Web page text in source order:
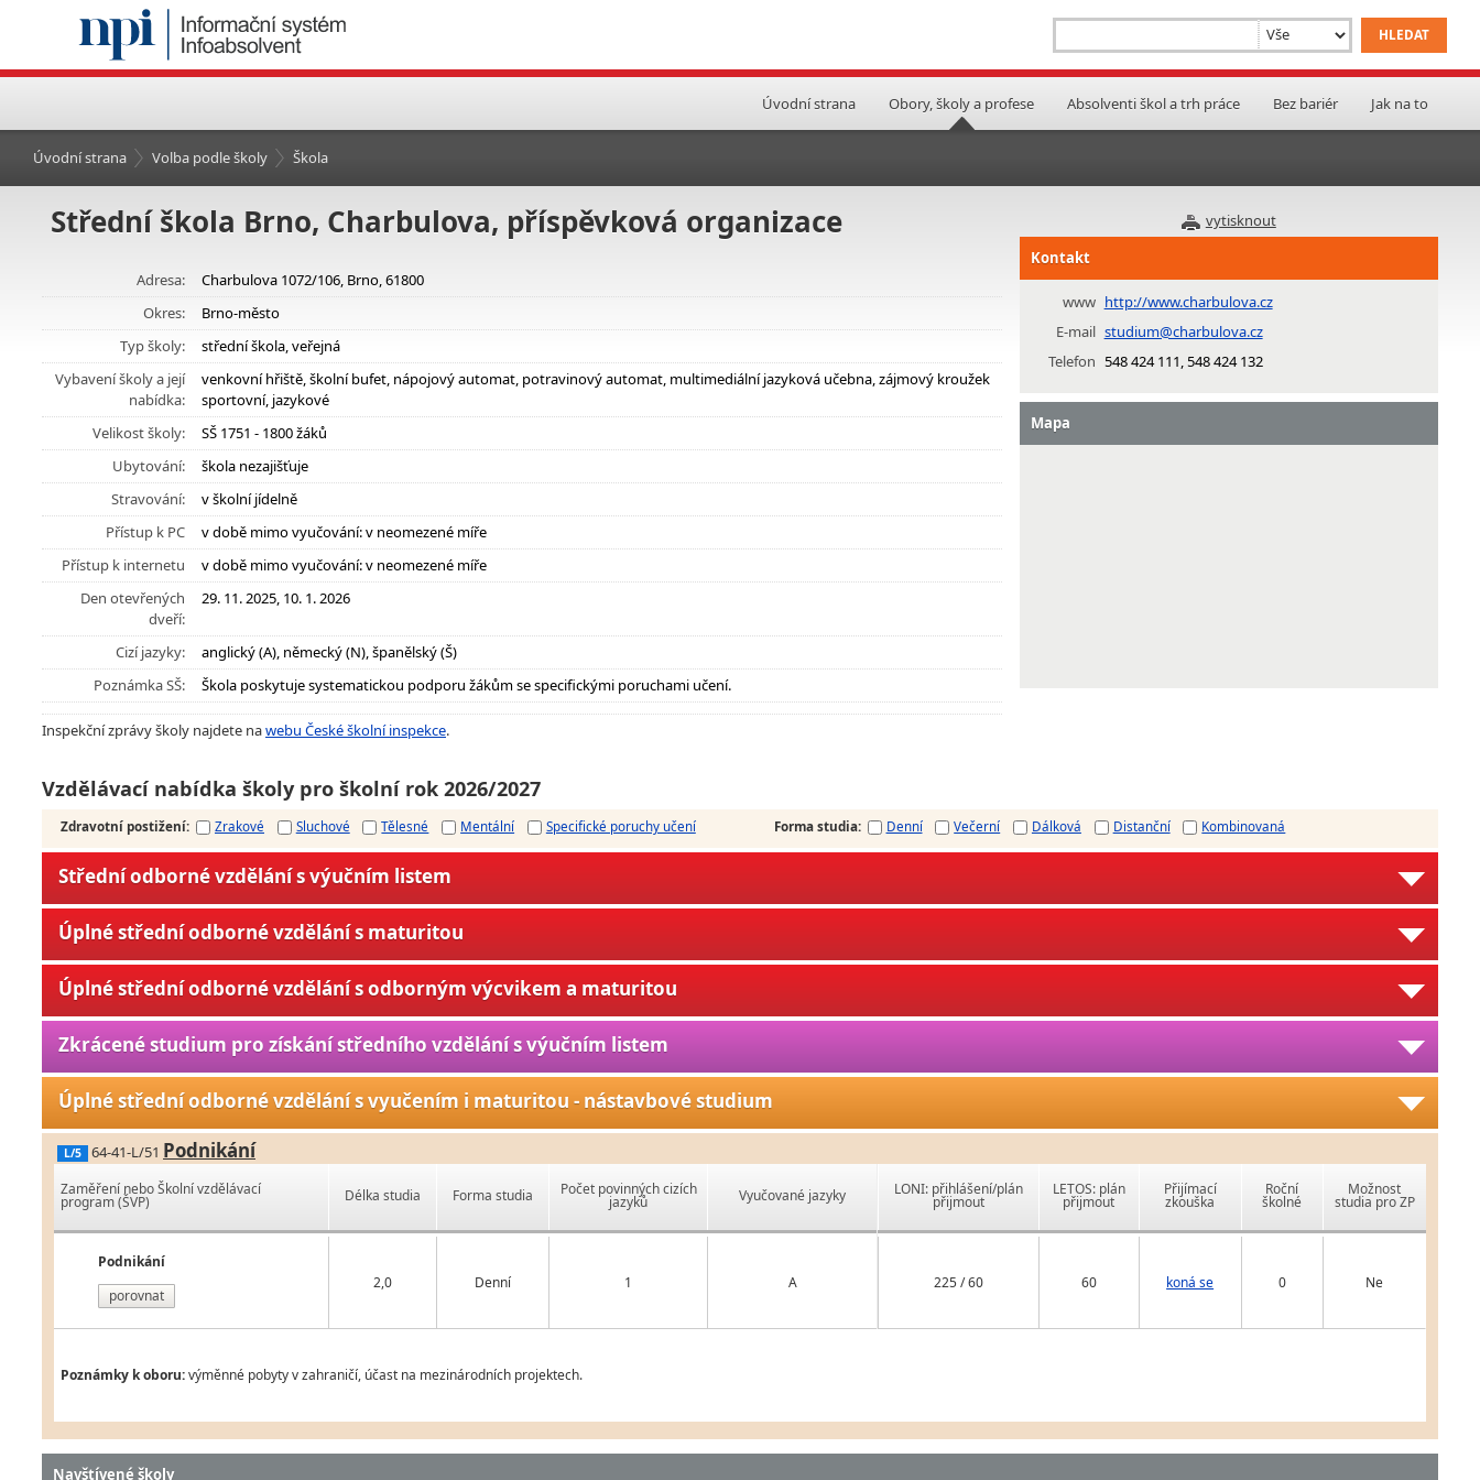
Úvodní strana Obory, školy a profese Absolventi škol a trh práce Bez bariér Jak na to
Úvodní strana Volba podle školy Škola
vytisknout
Střední škola Brno, Charbulova, příspěvková organizace
Adresa:
Charbulova 1072/106, Brno, 61800
Okres:
Brno-město
Typ školy:
střední škola, veřejná
Vybavení školy a její
nabídka:
venkovní hřiště, školní bufet, nápojový automat, potravinový automat, multimediální jazyková učebna, zájmový kroužek
sportovní, jazykové
Velikost školy:
SŠ 1751 - 1800 žáků
Ubytování:
škola nezajišťuje
Stravování:
v školní jídelně
Přístup k PC
v době mimo vyučování: v neomezené míře
Přístup k internetu
v době mimo vyučování: v neomezené míře
Den otevřených
dveří:
29. 11. 2025, 10. 1. 2026
Cizí jazyky:
anglický (A), německý (N), španělský (Š)
Poznámka SŠ:
Škola poskytuje systematickou podporu žákům se specifickými poruchami učení.
Inspekční zprávy školy najdete nawebu České školní inspekce.
Kontakt
www http://www.charbulova.cz
E-mail studium@charbulova.cz
Telefon 548 424 111, 548 424 132
Mapa
Vzdělávací nabídka školy pro školní rok 2026/2027
Zdravotní postižení: Zrakové Sluchové Tělesné Mentální Specifické poruchy učení Forma studia: Denní Večerní Dálková Distanční Kombinovaná
Střední odborné vzdělání s výučním listem
Úplné střední odborné vzdělání s maturitou
Úplné střední odborné vzdělání s odborným výcvikem a maturitou
Zkrácené studium pro získání středního vzdělání s výučním listem
Úplné střední odborné vzdělání s vyučením i maturitou - nástavbové studium
L/5 64-41-L/51 Podnikání
Zaměření nebo Školní vzdělávací
program (ŠVP)
Podnikání
porovnat
Délka studia Forma studia Počet povinných cizích
jazyků Vyučované jazyky
2,0 Denní 1 A
LONI: přihlášení/plán
přijmout
LETOS: plán
přijmout
Přijímací
zkouška
Roční
školné
Možnost
studia pro ZP
225 / 60 60 koná se 0 Ne
Poznámky k oboru:výměnné pobyty v zahraničí, účast na mezinárodních projektech.
Navštívené školy